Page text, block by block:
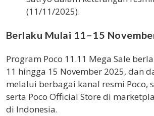
(11/11/2025).
Berlaku Mulai 11–15
Program Poco 11.11 Mega Sale
11 hingga 15 November 2025, dan
melalui berbagai kanal resmi Poco,
serta Poco Official Store di
di Indonesia.